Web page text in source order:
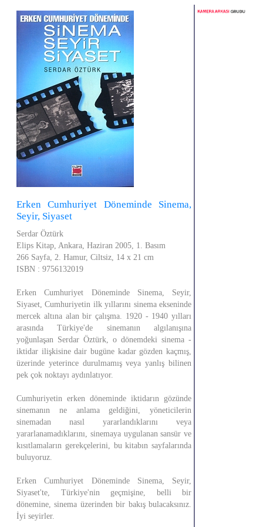
Erken Cumhuriyet Döneminde Sinema,
Seyir, Siyaset
Serdar Öztürk
Elips Kitap, Ankara, Haziran 2005, 1. Basım
266 Sayfa, 2. Hamur, Ciltsiz, 14 x 21 cm
ISBN : 9756132019
Erken Cumhuriyet Döneminde Sinema, Seyir,
Siyaset, Cumhuriyetin ilk yıllarını sinema ekseninde
mercek altına alan bir çalışma. 1920 - 1940 yılları
arasında Türkiye'de sinemanın algılanışına
yoğunlaşan Serdar Öztürk, o dönemdeki sinema -
iktidar ilişkisine dair bugüne kadar gözden kaçmış,
üzerinde yeterince durulmamış veya yanlış bilinen
pek çok noktayı aydınlatıyor.
Cumhuriyetin erken döneminde iktidarın gözünde
sinemanın ne anlama geldiğini, yöneticilerin
sinemadan nasıl yararlandıklarını veya
yararlanamadıklarını, sinemaya uygulanan sansür ve
kısıtlamaların gerekçelerini, bu kitabın sayfalarında
buluyoruz.
Erken Cumhuriyet Döneminde Sinema, Seyir,
Siyaset'te, Türkiye'nin geçmişine, belli bir
dönemine, sinema üzerinden bir bakış bulacaksınız.
İyi seyirler.